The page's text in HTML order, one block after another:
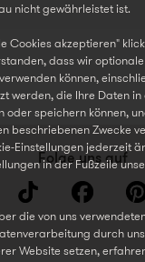
Folge uns auf
nicht gewährleistet ist.
Cookies akzeptieren"
dass wir
können,
werden, die Ihre Daten in
oder speichern können,
beschriebenen Zwecke
Einstellungen jederzeit
in der Fußzeile
die von uns
durch
Website setzen,